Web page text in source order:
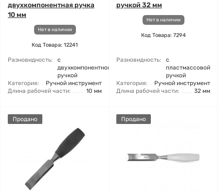
двухкомпонентная ручка
10 мм
Нет в наличии
Код Товара: 12241
Разновидность:
с
двухкомпонентной
ручкой
Категория:
Ручной инструмент
Длина рабочей части:
10 мм
ручкой 32 мм
Нет в наличии
Код Товара: 7294
Разновидность:
с
пластмассовой
ручкой
Категория:
Ручной инструмент
Длина рабочей части:
32 мм
Продано Продано